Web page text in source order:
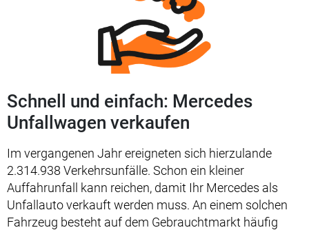
Schnell und einfach: Mercedes
Unfallwagen verkaufen
Im vergangenen Jahr ereigneten sich hierzulande
2.314.938 Verkehrsunfälle. Schon ein kleiner
Auffahrunfall kann reichen, damit Ihr Mercedes als
Unfallauto verkauft werden muss. An einem solchen
Fahrzeug besteht auf dem Gebrauchtmarkt häufig